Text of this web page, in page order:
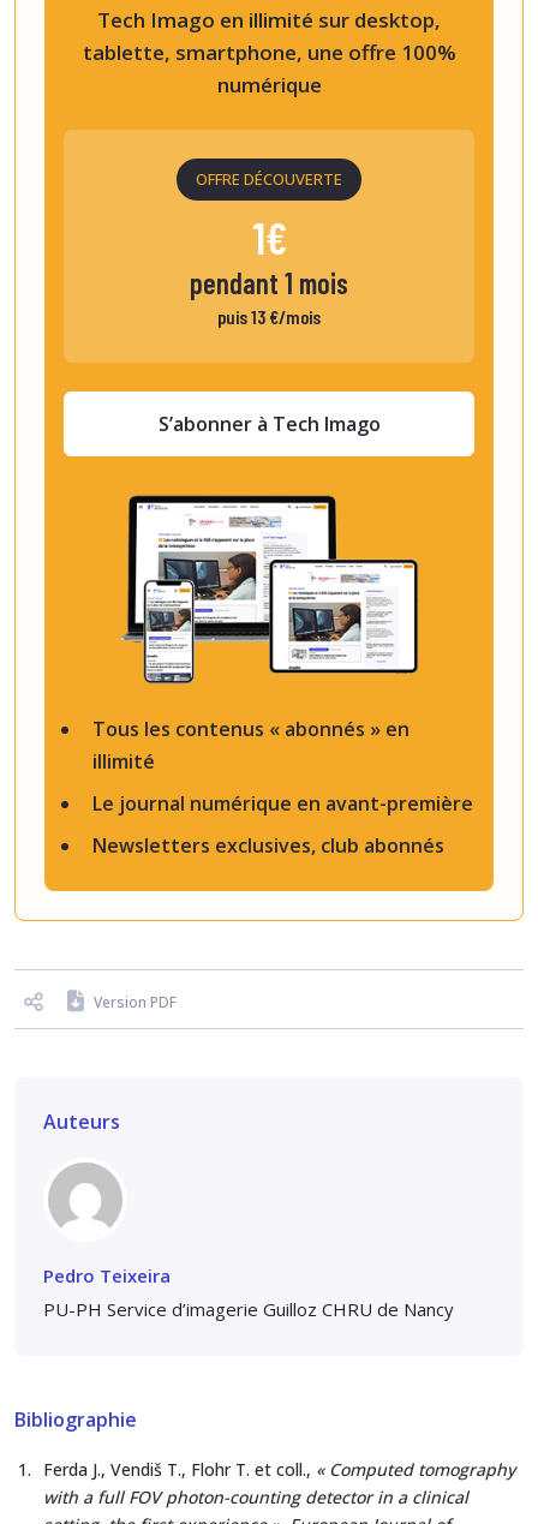
Tous les contenus « abonnés » en
illimité
Le journal numérique en avant-première
Newsletters exclusives, club abonnés
Tech Imago en illimité sur desktop,
tablette, smartphone, une offre 100%
numérique
OFFRE DÉCOUVERTE
1€
pendant 1 mois
puis 13 €/mois
S’abonner à Tech Imago
Version PDF
Auteurs
Pedro Teixeira
PU-PH Service d’imagerie Guilloz CHRU de Nancy
Bibliographie
Ferda J., Vendiš T., Flohr T. et coll., « Computed tomography
with a full FOV photon-counting detector in a clinical